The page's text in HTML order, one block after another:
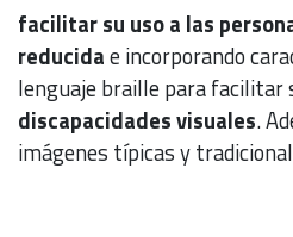
facilitar su uso a las
reducidae incorporando
lenguaje braille para facilitar
discapacidades visuales.
imágenes típicas y